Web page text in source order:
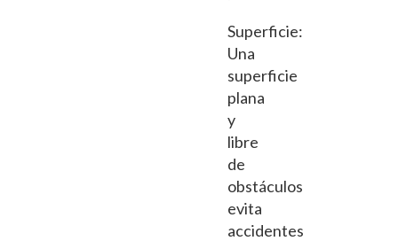
Superficie:
Una
superficie
plana
y
libre
de
obstáculos
evita
accidentes